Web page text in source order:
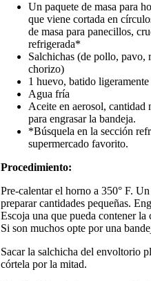
Un paquete de masa para
que viene cortada en
de masa para panecillos,
refrigerada*
Salchichas (de pollo, pavo,
chorizo)
1 huevo, batido ligeramente
Agua fría
Aceite en aerosol, cantidad
para engrasar la bandeja.
*Búsquela en la sección
supermercado favorito.
Procedimiento:
Pre-calentar el horno a 350° F.
preparar cantidades pequeñas.
Escoja una que pueda contener
Si son muchos opte por una
Sacar la salchicha del envoltorio
córtela por la mitad.